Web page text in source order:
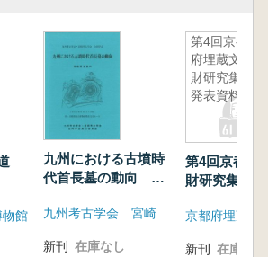
物館
九州における古墳時
代首長墓の動向 発
新刊 在庫なし
第4回京都
府埋蔵文化
財研究集会
発表資料集
第4回京都府
財研究集会
新刊 在庫なし